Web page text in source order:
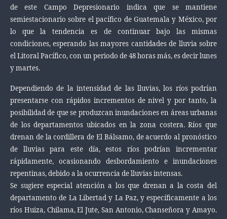
de este Campo Depresionario indica que se mantiene
semiestacionario sobre el pacífico de Guatemala y México, por
lo que la tendencia es de continuar bajo las mismas
condiciones, esperando las mayores cantidades de lluvia sobre
el Litoral Pacífico, con un periodo de 48 horas más, es decir lunes
y martes.
Dependiendo de la intensidad de las lluvias, los ríos podrían
presentarse con rápidos incrementos de nivel y por tanto, la
posibilidad de que se produzcan inundaciones en áreas urbanas
de los departamentos ubicados en la zona costera. Ríos que
drenan de la cordillera de El Bálsamo, de acuerdo al pronóstico
de lluvias para este día, estos ríos podrían incrementar
rápidamente, ocasionando desbordamiento e inundaciones
repentinas, debido a la ocurrencia de lluvias intensas.
Se sugiere especial atención a los que drenan a la costa del
departamento de La Libertad y La Paz, y específicamente a los
ríos Huiza, Chilama, El Jute, San Antonio, Chanseñora y Amayo.